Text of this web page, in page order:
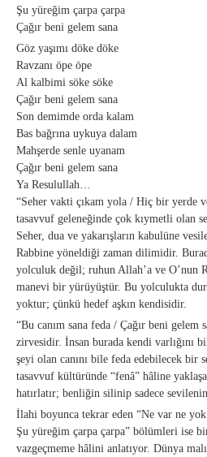
Şu yüreğim çarpa çarpa
Çağır beni gelem sana
Göz yaşımı döke döke
Ravzanı öpe öpe
Al kalbimi söke söke
Çağır beni gelem sana
Son demimde orda kalam
Bas bağrına uykuya dalam
Mahşerde senle uyanam
Çağır beni gelem sana
Ya Resulullah…
“Seher vakti çıkam yola / Hiç bir yerde
tasavvuf geleneğinde çok kıymetli olan
Seher, dua ve yakarışların kabulüne
Rabbine yöneldiği zaman dilimidir.
yolculuk değil; ruhun Allah’a ve O’nun
manevi bir yürüyüştür. Bu yolculukta
yoktur; çünkü hedef aşkın kendisidir.
“Bu canım sana feda / Çağır beni gelem
zirvesidir. İnsan burada kendi varlığını
şeyi olan canını bile feda edebilecek bir
tasavvuf kültüründe “fenâ” hâline
hatırlatır; benliğin silinip sadece
İlahi boyunca tekrar eden “Ne var ne
Şu yüreğim çarpa çarpa” bölümleri ise
vazgeçmeme hâlini anlatıyor. Dünya